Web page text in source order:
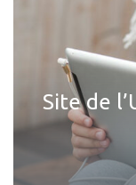
Site de